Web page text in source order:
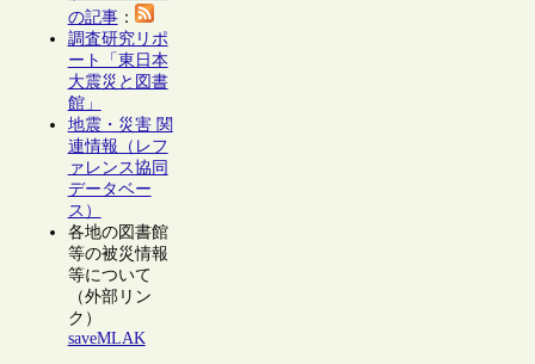
の記事：
調査研究リポ
ート「東日本
大震災と図書
館」
地震・災害 関
連情報（レフ
ァレンス協同
データベー
ス）
各地の図書館
等の被災情報
等について
（外部リン
ク）
saveMLAK